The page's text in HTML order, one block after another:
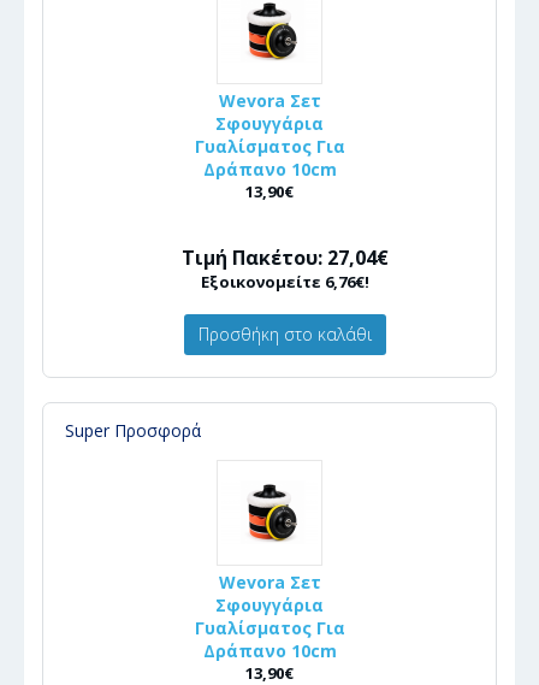
Wevora Σετ
Σφουγγάρια
Γυαλίσματος Για
Δράπανο 10cm
13,90€
Τιμή Πακέτου: 27,04€
Εξοικονομείτε 6,76€!
Προσθήκη στο καλάθι
Super Προσφορά
Wevora Σετ
Σφουγγάρια
Γυαλίσματος Για
Δράπανο 10cm
13,90€